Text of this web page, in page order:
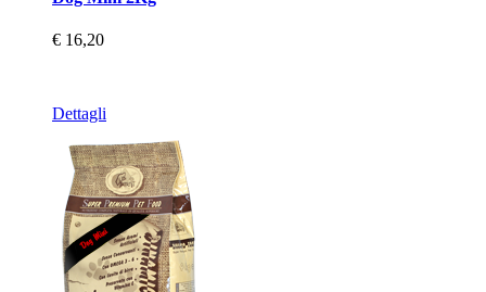
€ 16,20
Dettagli